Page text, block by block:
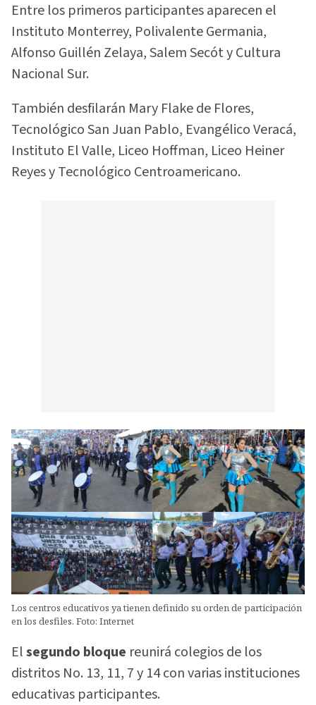
Entre los primeros participantes aparecen el
Instituto Monterrey, Polivalente Germania,
Alfonso Guillén Zelaya, Salem Secót y Cultura
Nacional Sur.
También desfilarán Mary Flake de Flores,
Tecnológico San Juan Pablo, Evangélico Veracá,
Instituto El Valle, Liceo Hoffman, Liceo Heiner
Reyes y Tecnológico Centroamericano.
Los centros educativos ya tienen definido su orden de participación
en los desfiles. Foto: Internet
Elsegundo bloque reunirá colegios de los
distritos No. 13, 11, 7 y 14 con varias instituciones
educativas participantes.